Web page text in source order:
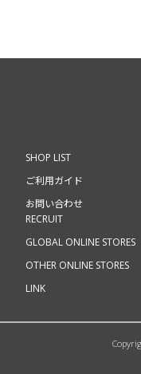
SHOP LIST
ご利用ガイド
お問い合わせ
RECRUIT
GLOBAL ONLINE STORES
OTHER ONLINE STORES
LINK